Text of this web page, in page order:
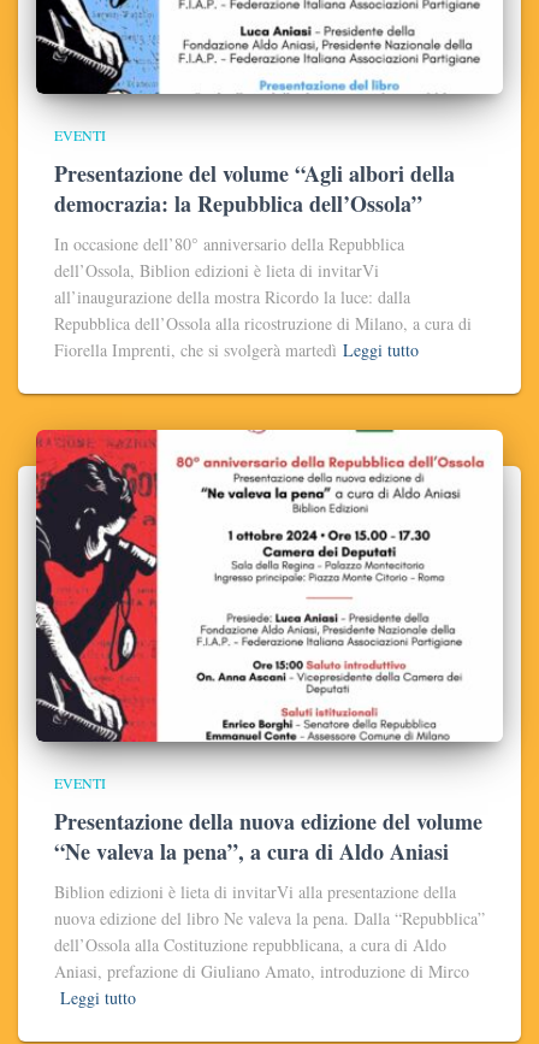
EVENTI
Presentazione del volume “Agli albori della
democrazia: la Repubblica dell’Ossola”
In occasione dell’80° anniversario della Repubblica
dell’Ossola, Biblion edizioni è lieta di invitarVi
all’inaugurazione della mostra Ricordo la luce: dalla
Repubblica dell’Ossola alla ricostruzione di Milano, a cura di
Fiorella Imprenti, che si svolgerà martedì Leggi tutto
EVENTI
Presentazione della nuova edizione del volume
“Ne valeva la pena”, a cura di Aldo Aniasi
Biblion edizioni è lieta di invitarVi alla presentazione della
nuova edizione del libro Ne valeva la pena. Dalla “Repubblica”
dell’Ossola alla Costituzione repubblicana, a cura di Aldo
Aniasi, prefazione di Giuliano Amato, introduzione di Mirco
Leggi tutto